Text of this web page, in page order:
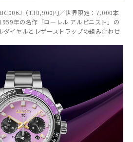
（130,900円／世界限定：7,000本
年の名作「ローレル アルピニスト」の
ダイヤルとレザーストラップの組み合わせ